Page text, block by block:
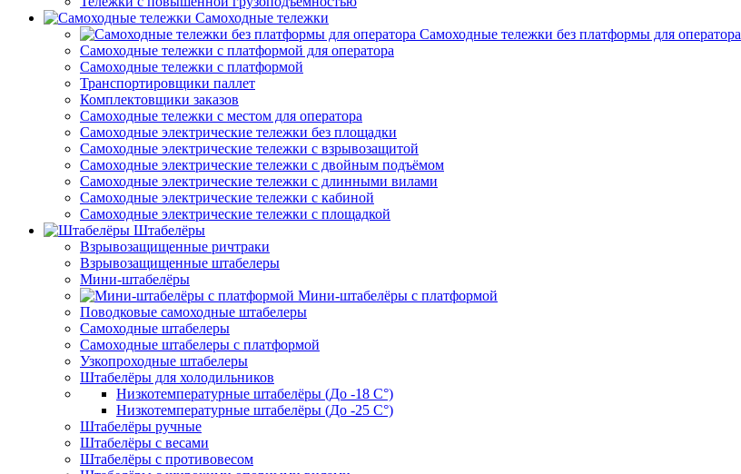
Самоходные тележки
Самоходные тележки без платформы для оператора
Самоходные тележки с платформой для оператора
Самоходные тележки с платформой
Транспортировщики паллет
Комплектовщики заказов
Самоходные тележки с местом для оператора
Самоходные электрические тележки без площадки
Самоходные электрические тележки с взрывозащитой
Самоходные электрические тележки с двойным подъёмом
Самоходные электрические тележки с длинными вилами
Самоходные электрические тележки с кабиной
Самоходные электрические тележки с площадкой
Штабелёры
Взрывозащищенные ричтраки
Взрывозащищенные штабелеры
Мини-штабелёры
Мини-штабелёры с платформой
Поводковые самоходные штабелеры
Самоходные штабелеры
Самоходные штабелеры с платформой
Узкопроходные штабелеры
Штабелёры для холодильников
Низкотемпературные штабелёры (До -18 C°)
Низкотемпературные штабелёры (До -25 C°)
Штабелёры ручные
Штабелёры с весами
Штабелёры с противовесом